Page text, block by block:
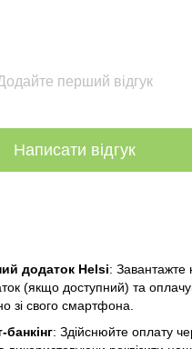
перший відгук
Написати відгук
додаток Helsi: Завантажте
(якщо доступний) та
зі свого смартфона.
банкінг: Здійснюйте оплату